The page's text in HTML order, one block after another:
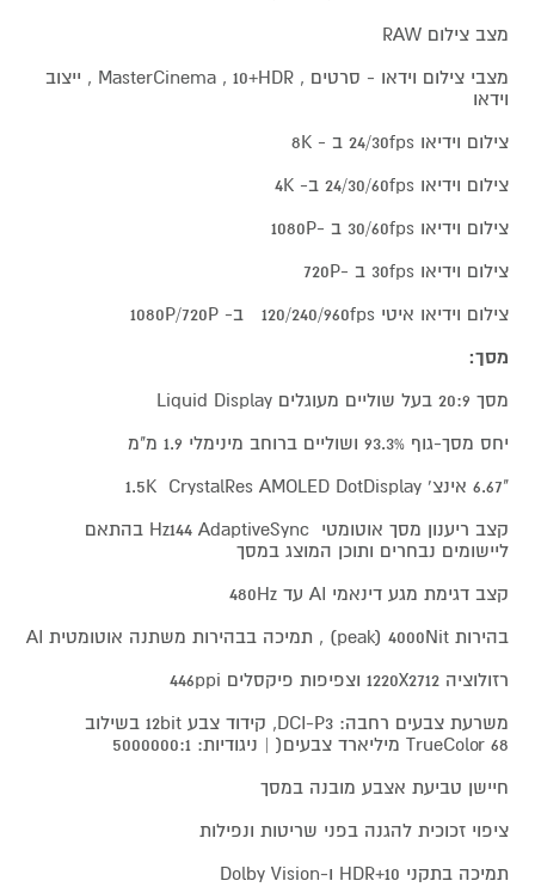
מצב צילום RAW
מצבי צילום וידאו - סרטים , MasterCinema , 10+HDR , ייצוב
וידאו
צילום וידיאו 24/30fps ב - 8K
צילום וידיאו 24/30/60fps ב- 4K
צילום וידיאו 30/60fps ב -1080P
צילום וידיאו 30fps ב -720P
צילום וידיאו איטי 120/240/960fps ב- 1080P/720P
מסך:
מסך 20:9 בעל שוליים מעוגלים Liquid Display
יחס מסך-גוף 93.3% ושוליים ברוחב מינימלי 1.9 מ"מ
"6.67 אינצ' 1.5K CrystalRes AMOLED DotDisplay
קצב ריענון מסך אוטומטי Hz144 AdaptiveSync בהתאם
ליישומים נבחרים ותוכן המוצג במסך
קצב דגימת מגע דינאמי AI עד 480Hz
בהירות peak) 4000Nit) , תמיכה בבהירות משתנה אוטומטית AI
רזולוציה 1220X2712 וצפיפות פיקסלים 446ppi
משרעת צבעים רחבה: DCI-P3, קידוד צבע 12bit בשילוב
TrueColor 68 מיליארד צבעים( | ניגודיות: 5000000:1
חיישן טביעת אצבע מובנה במסך
ציפוי זכוכית להגנה בפני שריטות ונפילות
תמיכה בתקני 10+HDR ו-Dolby Vision